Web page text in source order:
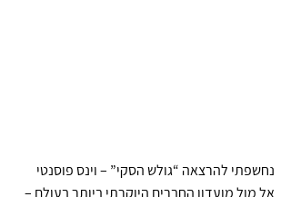
נחשפתי להרצאה “גולש הסקי” – וינס פוסנטי
אל מול מועדון החברים היוקרתי ביותר בעולם –